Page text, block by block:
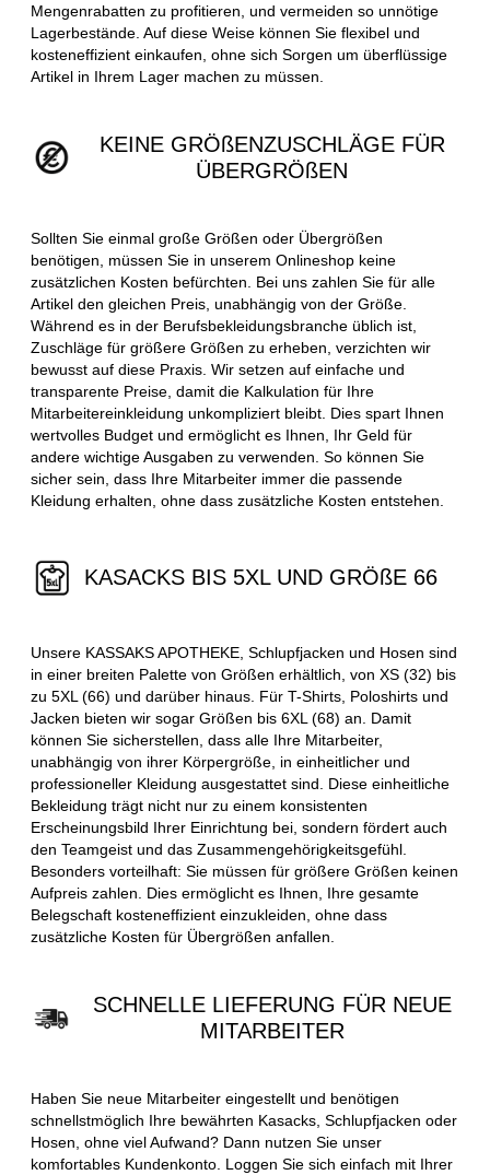
Mengenrabatten zu profitieren, und vermeiden so unnötige
Lagerbestände. Auf diese Weise können Sie flexibel und
kosteneffizient einkaufen, ohne sich Sorgen um überflüssige
Artikel in Ihrem Lager machen zu müssen.
KEINE GRÖßENZUSCHLÄGE FÜR
ÜBERGRÖßEN
Sollten Sie einmal große Größen oder Übergrößen
benötigen, müssen Sie in unserem Onlineshop keine
zusätzlichen Kosten befürchten. Bei uns zahlen Sie für alle
Artikel den gleichen Preis, unabhängig von der Größe.
Während es in der Berufsbekleidungsbranche üblich ist,
Zuschläge für größere Größen zu erheben, verzichten wir
bewusst auf diese Praxis. Wir setzen auf einfache und
transparente Preise, damit die Kalkulation für Ihre
Mitarbeitereinkleidung unkompliziert bleibt. Dies spart Ihnen
wertvolles Budget und ermöglicht es Ihnen, Ihr Geld für
andere wichtige Ausgaben zu verwenden. So können Sie
sicher sein, dass Ihre Mitarbeiter immer die passende
Kleidung erhalten, ohne dass zusätzliche Kosten entstehen.
KASACKS BIS 5XL UND GRÖßE 66
Unsere KASSAKS APOTHEKE, Schlupfjacken und Hosen sind
in einer breiten Palette von Größen erhältlich, von XS (32) bis
zu 5XL (66) und darüber hinaus. Für T-Shirts, Poloshirts und
Jacken bieten wir sogar Größen bis 6XL (68) an. Damit
können Sie sicherstellen, dass alle Ihre Mitarbeiter,
unabhängig von ihrer Körpergröße, in einheitlicher und
professioneller Kleidung ausgestattet sind. Diese einheitliche
Bekleidung trägt nicht nur zu einem konsistenten
Erscheinungsbild Ihrer Einrichtung bei, sondern fördert auch
den Teamgeist und das Zusammengehörigkeitsgefühl.
Besonders vorteilhaft: Sie müssen für größere Größen keinen
Aufpreis zahlen. Dies ermöglicht es Ihnen, Ihre gesamte
Belegschaft kosteneffizient einzukleiden, ohne dass
zusätzliche Kosten für Übergrößen anfallen.
SCHNELLE LIEFERUNG FÜR NEUE
MITARBEITER
Haben Sie neue Mitarbeiter eingestellt und benötigen
schnellstmöglich Ihre bewährten Kasacks, Schlupfjacken oder
Hosen, ohne viel Aufwand? Dann nutzen Sie unser
komfortables Kundenkonto. Loggen Sie sich einfach mit Ihrer